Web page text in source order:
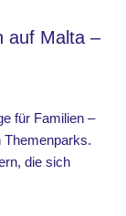
auf Malta –
für Familien –
Themenparks.
die sich